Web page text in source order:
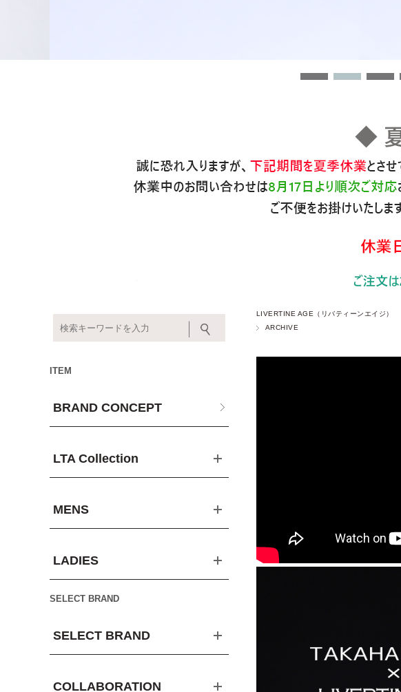
LIVERTINE AGE（リバティーンエイジ）
ARCHIVE
ITEM
BRAND CONCEPT
LTA Collection
MENS
LADIES
SELECT BRAND
SELECT BRAND
COLLABORATION